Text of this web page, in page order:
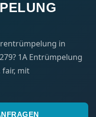
in
1A Entrümpelung
fair, mit